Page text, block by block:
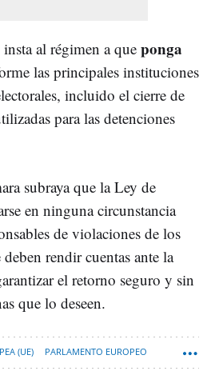
al régimen a que ponga
las principales instituciones
incluido el cierre de
para las detenciones
subraya que la Ley de
en ninguna circunstancia
de violaciones de los
rendir cuentas ante la
el retorno seguro y sin
que lo deseen.
(UE) PARLAMENTO EUROPEO